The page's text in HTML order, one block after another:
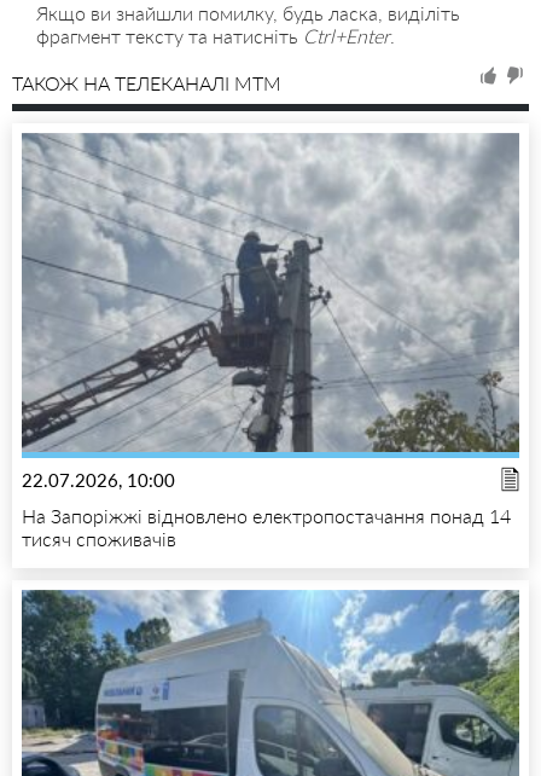
Якщо ви знайшли помилку, будь ласка, виділіть
фрагмент тексту та натисніть Ctrl+Enter.
ТАКОЖ НА ТЕЛЕКАНАЛІ MTM
22.07.2026, 10:00
На Запоріжжі відновлено електропостачання понад 14
тисяч споживачів